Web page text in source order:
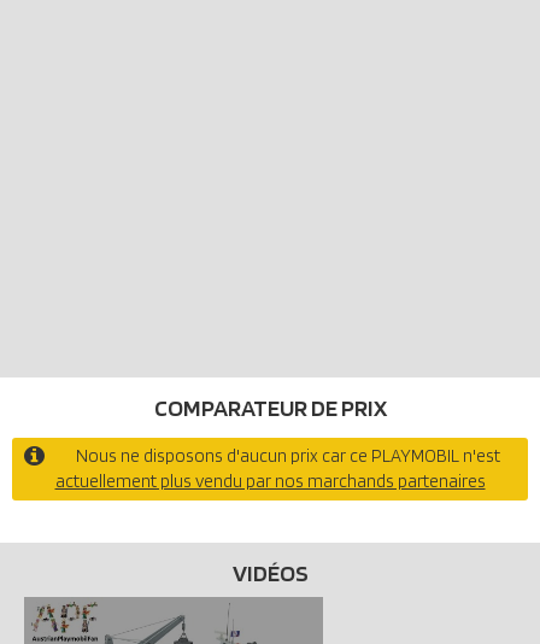
COMPARATEUR DE PRIX
Nous ne disposons d'aucun prix car ce PLAYMOBIL n'est
actuellement plus vendu par nos marchands partenaires
VIDÉOS